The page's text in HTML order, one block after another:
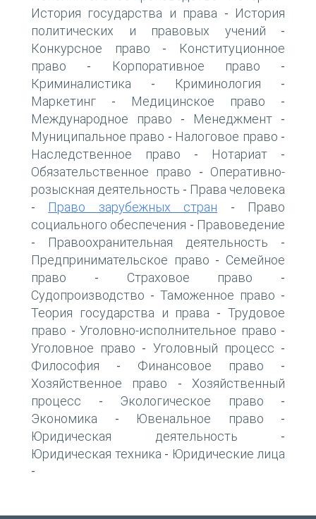
История государства и права -
История
политических и правовых учений -
Конкурсное право -
Конституционное
право - Корпоративное право -
Криминалистика - Криминология -
Маркетинг - Медицинское право -
Международное право - Менеджмент -
Муниципальное право - Налоговое право -
Наследственное право - Нотариат -
Обязательственное право - Оперативно-
розыскная деятельность - Права человека
- Право зарубежных стран -
Право
социального обеспечения - Правоведение
- Правоохранительная деятельность -
Предпринимательское право - Семейное
право - Страховое право -
Судопроизводство - Таможенное право -
Теория государства и права -Трудовое
право - Уголовно-исполнительное право -
Уголовное право - Уголовный процесс -
Философия - Финансовое право -
Хозяйственное право - Хозяйственный
процесс - Экологическое право -
Экономика - Ювенальное право -
Юридическая деятельность -
Юридическая техника - Юридические лица
-